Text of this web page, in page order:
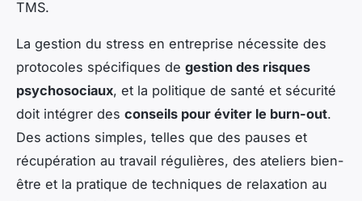
TMS.
La gestion du stress en entreprise nécessite des
protocoles spécifiques de gestion des risques
psychosociaux, et la politique de santé et sécurité
doit intégrer des conseils pour éviter le burn-out.
Des actions simples, telles que des pauses et
récupération au travail régulières, des ateliers bien-
être et la pratique de techniques de relaxation au